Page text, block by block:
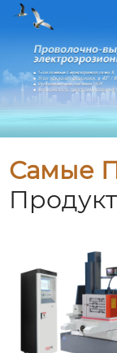
Самые